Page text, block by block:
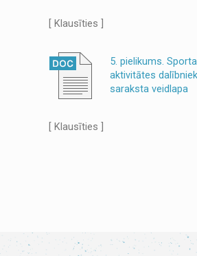
[ Klausīties ]
5. pielikums. Sporta
aktivitātes
saraksta veidlapa
[ Klausīties ]